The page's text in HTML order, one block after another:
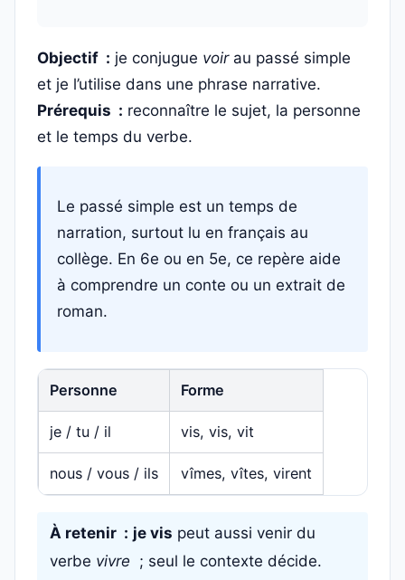
Objectif : je conjugue voirau passé simple
et je l’utilise dans une phrase narrative.
Prérequis : reconnaître le sujet, la personne
et le temps du verbe.
Le passé simple est un temps de
narration, surtout lu en français au
collège. En 6e ou en 5e, ce repère aide
à comprendre un conte ou un extrait de
roman.
Personne Forme
je / tu / il vis, vis, vit
nous / vous / ils vîmes, vîtes, virent
À retenir : je vis peut aussi venir du
verbe vivre ; seul le contexte décide.